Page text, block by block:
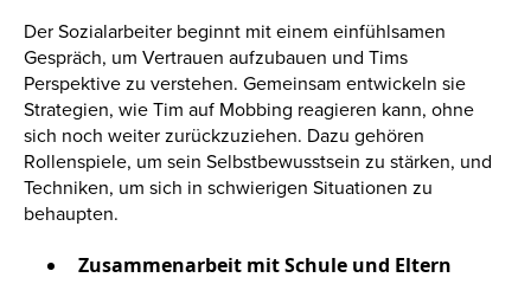
Der Sozialarbeiter beginnt mit einem einfühlsamen
Gespräch, um Vertrauen aufzubauen und Tims
Perspektive zu verstehen. Gemeinsam entwickeln sie
Strategien, wie Tim auf Mobbing reagieren kann, ohne
sich noch weiter zurückzuziehen. Dazu gehören
Rollenspiele, um sein Selbstbewusstsein zu stärken, und
Techniken, um sich in schwierigen Situationen zu
behaupten.
Zusammenarbeit mit Schule und Eltern